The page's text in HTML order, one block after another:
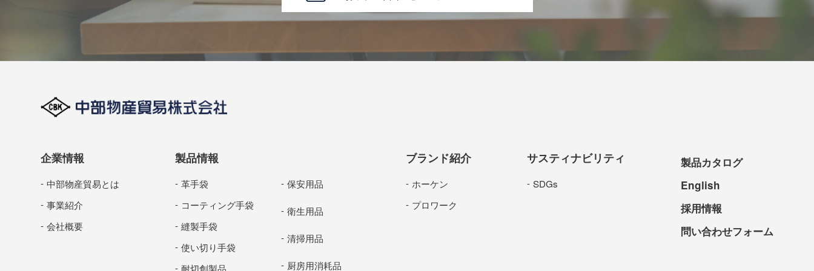
企業情報
中部物産貿易とは
事業紹介
会社概要
製品情報
革手袋
コーティング手袋
縫製手袋
使い切り手袋
耐切創製品
保安用品
衛生用品
清掃用品
厨房用消耗品
ブランド紹介
ホーケン
プロワーク
サスティナビリティ
SDGs
製品カタログ
English
採用情報
問い合わせフォーム